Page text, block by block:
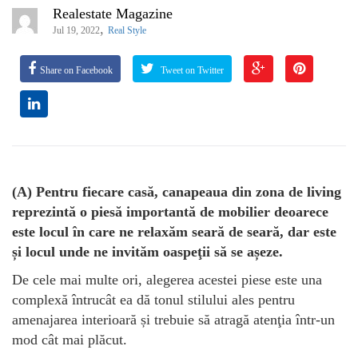
Realestate Magazine
Jul 19, 2022, Real Style
Share on Facebook Tweet on Twitter
(A) Pentru fiecare casă, canapeaua din zona de living
reprezintă o piesă importantă de mobilier deoarece
este locul în care ne relaxăm seară de seară, dar este
și locul unde ne invităm oaspeţii să se așeze.
De cele mai multe ori, alegerea acestei piese este una
complexă întrucât ea dă tonul stilului ales pentru
amenajarea interioară și trebuie să atragă atenţia într-un
mod cât mai plăcut.